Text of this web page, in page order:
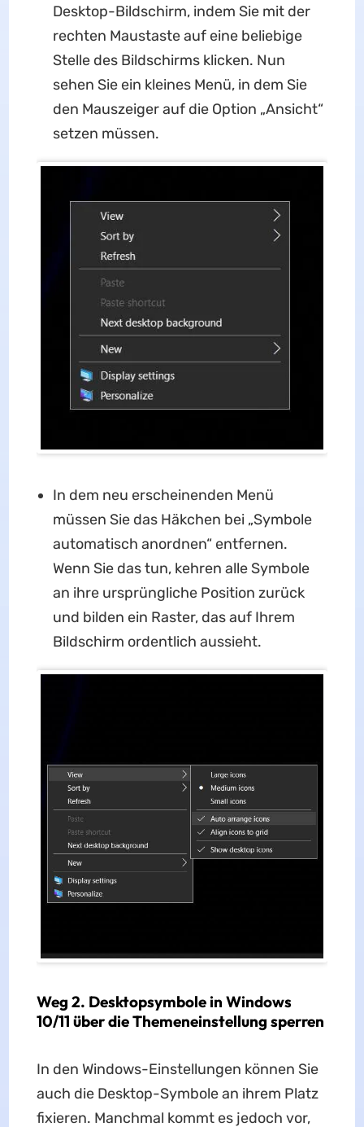
Desktop-Bildschirm, indem Sie mit der
rechten Maustaste auf eine beliebige
Stelle des Bildschirms klicken. Nun
sehen Sie ein kleines Menü, in dem Sie
den Mauszeiger auf die Option „Ansicht“
setzen müssen.
In dem neu erscheinenden Menü
müssen Sie das Häkchen bei „Symbole
automatisch anordnen“ entfernen.
Wenn Sie das tun, kehren alle Symbole
an ihre ursprüngliche Position zurück
und bilden ein Raster, das auf Ihrem
Bildschirm ordentlich aussieht.
Weg 2. Desktopsymbole in Windows
10/11 über die Themeneinstellung sperren
In den Windows-Einstellungen können Sie
auch die Desktop-Symbole an ihrem Platz
fixieren. Manchmal kommt es jedoch vor,